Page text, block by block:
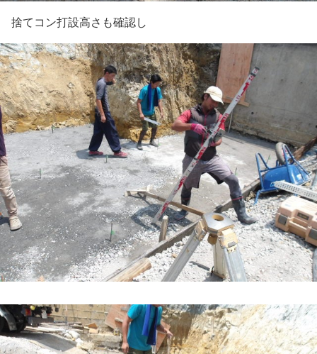
捨てコン打設高さも確認し